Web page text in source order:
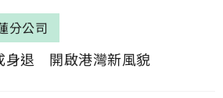
分公司
身退 開啟港灣新風貌